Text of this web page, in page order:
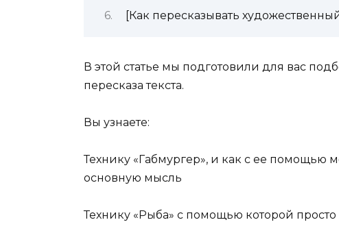
[Как пересказывать
В этой статье мы подготовили для вас
пересказа текста.
Вы узнаете:
Технику «Габмургер», и как с ее помощью
основную мысль
Технику «Рыба» с помощью которой просто